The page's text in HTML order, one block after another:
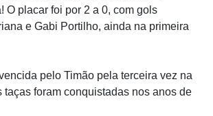
O placar foi por 2 a 0, com gols
e Gabi Portilho, ainda na primeira
pelo Timão pela terceira vez na
taças foram conquistadas nos anos de